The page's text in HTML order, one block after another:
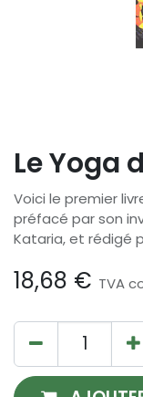
Le Yoga
Voici le premier
préfacé par son
Kataria, et rédigé
18,68 € TVA